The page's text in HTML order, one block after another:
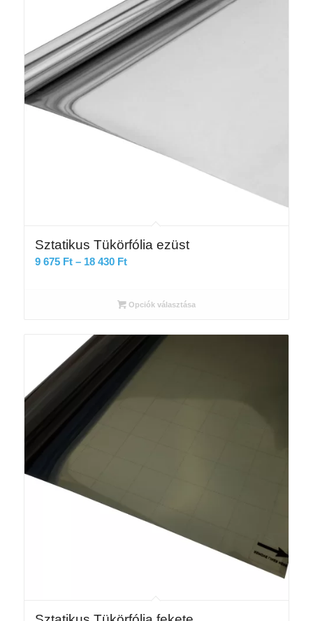
Sztatikus Tükörfólia ezüst
9 675 Ft – 18 430 FtÁrtartomány:
Opciók választása